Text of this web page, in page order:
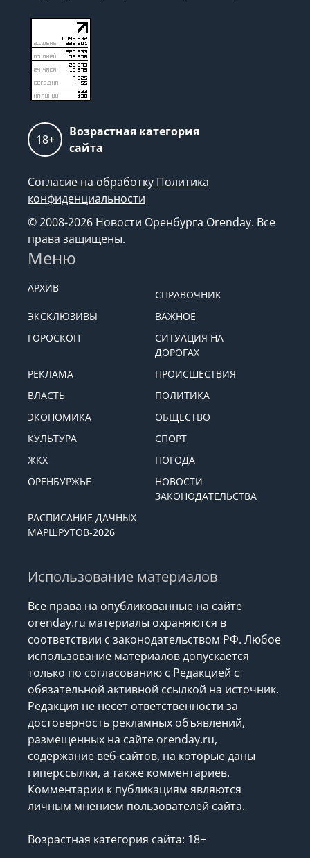
18+
Возрастная категория
сайта
Согласие на обработку Политика
конфиденциальности
© 2008-2026 Новости Оренбурга Orenday. Все
права защищены.
Меню
АРХИВ
СПРАВОЧНИК
ЭКСКЛЮЗИВЫ
ВАЖНОЕ
ГОРОСКОП
СИТУАЦИЯ НА
ДОРОГАХ
РЕКЛАМА
ПРОИСШЕСТВИЯ
ВЛАСТЬ
ПОЛИТИКА
ЭКОНОМИКА
ОБЩЕСТВО
КУЛЬТУРА
СПОРТ
ЖКХ
ПОГОДА
ОРЕНБУРЖЬЕ
НОВОСТИ
ЗАКОНОДАТЕЛЬСТВА
РАСПИСАНИЕ ДАЧНЫХ
МАРШРУТОВ-2026
Использование материалов
Все права на опубликованные на сайте
orenday.ru материалы охраняются в
соответствии с законодательством РФ. Любое
использование материалов допускается
только по согласованию с Редакцией с
обязательной активной ссылкой на источник.
Редакция не несет ответственности за
достоверность рекламных объявлений,
размещенных на сайте orenday.ru,
содержание веб-сайтов, на которые даны
гиперссылки, а также комментариев.
Комментарии к публикациям являются
личным мнением пользователей сайта.
Возрастная категория сайта: 18+